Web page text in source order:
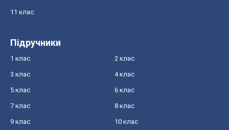
11 клас
Підручники
1 клас 2 клас
3 клас 4 клас
5 клас 6 клас
7 клас 8 клас
9 клас 10 клас